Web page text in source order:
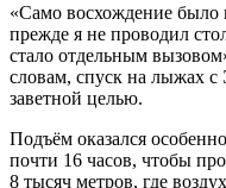
«Само восхождение
прежде я не проводил
стало отдельным
словам, спуск на лыжах с
заветной целью.
Подъём оказался
почти 16 часов, чтобы
8 тысяч метров, где